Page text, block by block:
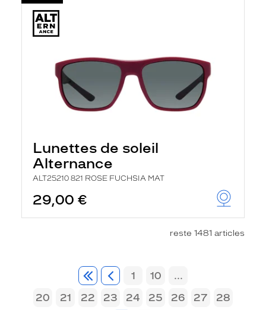
Lunettes de soleil
Alternance
ALT25210 821 ROSE FUCHSIA MAT
29,00 €
reste 1481 articles
1 10
...
20
21 22 23 24 25 26 27
28